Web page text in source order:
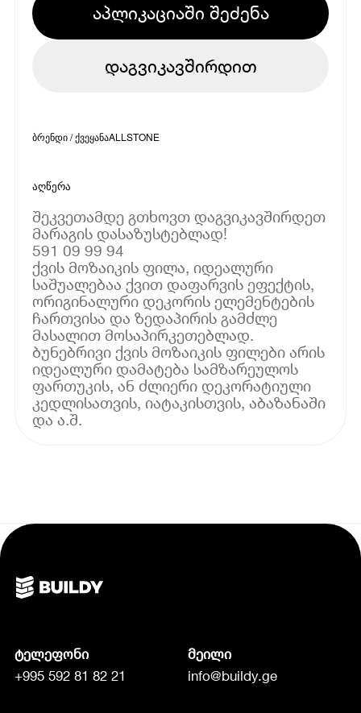
აპლიკაციაში შეძენა
დაგვიკავშირდით
ბრენდი / ქვეყანაALLSTONE
აღწერა
შეკვეთამდე გთხოვთ დაგვიკავშირდეთ
მარაგის დასაზუსტებლად!
591 09 99 94
ქვის მოზაიკის ფილა, იდეალური
საშუალებაა ქვით დაფარვის ეფექტის,
ორიგინალური დეკორის ელემენტების
ჩართვისა და ზედაპირის გამძლე
მასალით მოსაპირკეთებლად.
ბუნებრივი ქვის მოზაიკის ფილები არის
იდეალური დამატება სამზარეულოს
ფართუკის, ან ძლიერი დეკორატიული
კედლისათვის, იატაკისთვის, აბაზანაში
და ა.შ.
ტელეფონი
+995 592 81 82 21
მეილი
info@buildy.ge